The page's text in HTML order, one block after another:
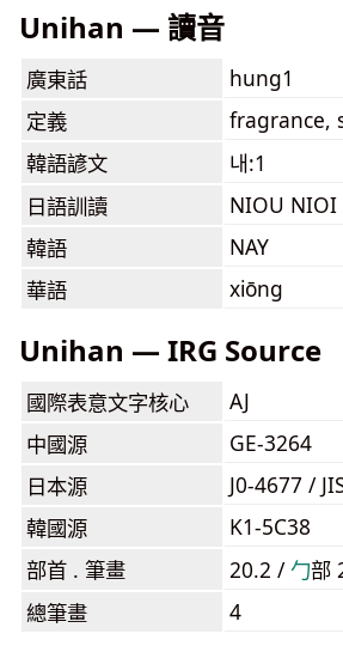
Unihan — 讀音
廣東話
hung1
定義
fragrance,
韓語諺文
내:1
日語訓讀
NIOU NIOI
韓語
NAY
華語
xiōng
Unihan — IRG Source
國際表意文字核心
AJ
中國源
GE-3264
日本源
J0-4677 /
韓國源
K1-5C38
部首 . 筆畫
20.2 /⼓部
總筆畫
4